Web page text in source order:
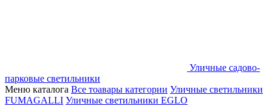
Уличные садово-
парковые светильники
Меню каталога Все тоавары категории Уличные светильники
FUMAGALLI Уличные светильники EGLO